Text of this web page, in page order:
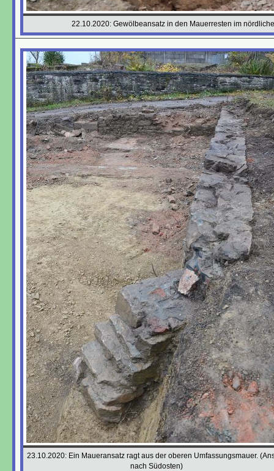
22.10.2020: Gewölbeansatz in den Mauerresten im
23.10.2020: Ein Maueransatz ragt aus der oberen Umfassungsmauer.
nach Südosten)